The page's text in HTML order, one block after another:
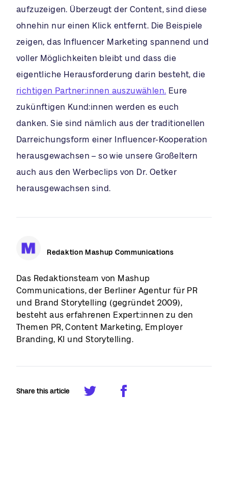
aufzuzeigen. Überzeugt der Content, sind diese
ohnehin nur einen Klick entfernt. Die Beispiele
zeigen, das Influencer Marketing spannend und
voller Möglichkeiten bleibt und dass die
eigentliche Herausforderung darin besteht, die
richtigen Partner:innen auszuwählen. Eure
zukünftigen Kund:innen werden es euch
danken. Sie sind nämlich aus der traditionellen
Darreichungsform einer Influencer-Kooperation
herausgewachsen – so wie unsere Großeltern
auch aus den Werbeclips von Dr. Oetker
herausgewachsen sind.
Redaktion Mashup Communications
Das Redaktionsteam von Mashup
Communications, der Berliner Agentur für PR
und Brand Storytelling (gegründet 2009),
besteht aus erfahrenen Expert:innen zu den
Themen PR, Content Marketing, Employer
Branding, KI und Storytelling.
Share this article